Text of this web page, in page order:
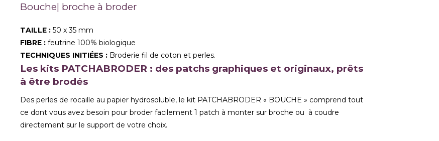
Bouche| broche à broder
TAILLE :50 x 35 mm
FIBRE :feutrine 100% biologique
TECHNIQUES INITIÉES : Broderie fil de coton et perles.
Les kits PATCHABRODER : des patchs graphiques et originaux, prêts
à être brodés
Des perles de rocaille au papier hydrosoluble, le kit PATCHABRODER « BOUCHE » comprend tout
ce dont vous avez besoin pour broder facilement 1 patch à monter sur broche ou à coudre
directement sur le support de votre choix.